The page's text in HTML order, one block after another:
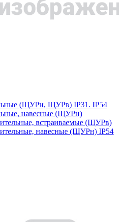
(ЩУРн, ЩУРв) IP31. IP54
навесные (ЩУРн)
встраиваемые (ЩУРв)
навесные (ЩУРн) IP54